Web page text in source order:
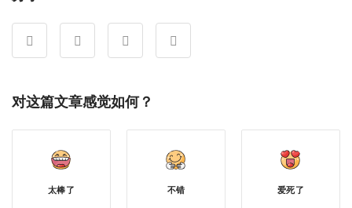
对这篇文章感觉如何？
太棒了 不错 爱死了